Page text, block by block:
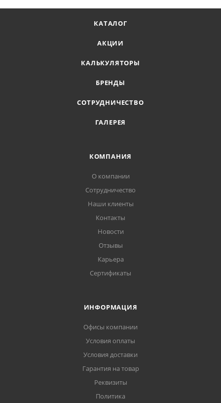
КАТАЛОГ
АКЦИИ
КАЛЬКУЛЯТОРЫ
БРЕНДЫ
СОТРУДНИЧЕСТВО
ГАЛЕРЕЯ
КОМПАНИЯ
О компании
Сотрудничество
Наши клиенты
Контакты
Новости
Отзывы
Карьера
Сертификаты
ИНФОРМАЦИЯ
Офисы компании
Условия оплаты
Условия доставки
Гарантия на товар
Реквизиты
Политика